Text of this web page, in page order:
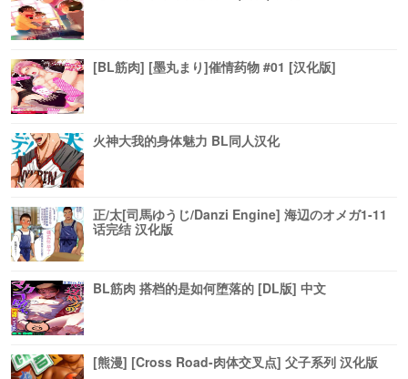
[BL筋肉] [墨丸まり]催情药物 #01 [汉化版]
火神大我的身体魅力 BL同人汉化
正/太[司馬ゆうじ/Danzi Engine] 海辺のオメガ1-11
话完结 汉化版
BL筋肉 搭档的是如何堕落的 [DL版] 中文
[熊漫] [Cross Road-肉体交叉点] 父子系列 汉化版